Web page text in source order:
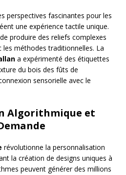
perspectives fascinantes pour les
une expérience tactile unique.
produire des reliefs complexes
les méthodes traditionnelles. La
a expérimenté des étiquettes
du bois des fûts de
sensorielle avec le
Algorithmique et
révolutionne la personnalisation
la création de designs uniques à
peuvent générer des millions